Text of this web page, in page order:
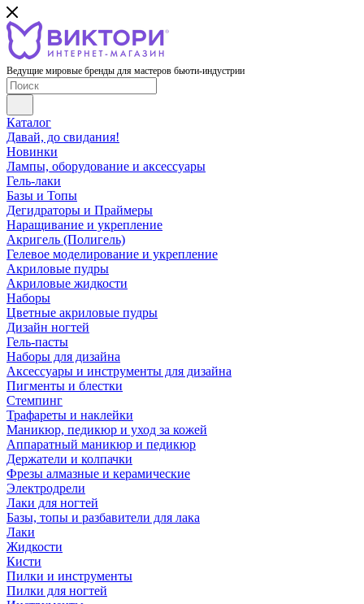
Ведущие мировые бренды для мастеров бьюти-индустрии
Каталог
Давай, до свидания!
Новинки
Лампы, оборудование и аксессуары
Гель-лаки
Базы и Топы
Дегидраторы и Праймеры
Наращивание и укрепление
Акригель (Полигель)
Гелевое моделирование и укрепление
Акриловые пудры
Акриловые жидкости
Наборы
Цветные акриловые пудры
Дизайн ногтей
Гель-пасты
Наборы для дизайна
Аксессуары и инструменты для дизайна
Пигменты и блестки
Стемпинг
Трафареты и наклейки
Маникюр, педикюр и уход за кожей
Аппаратный маникюр и педикюр
Держатели и колпачки
Фрезы алмазные и керамические
Электродрели
Лаки для ногтей
Базы, топы и разбавители для лака
Лаки
Жидкости
Кисти
Пилки и инструменты
Пилки для ногтей